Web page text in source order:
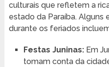
culturais que refletem a
estado da Paraíba. Alguns
durante os feriados
Festas Juninas:Em
tomam conta da